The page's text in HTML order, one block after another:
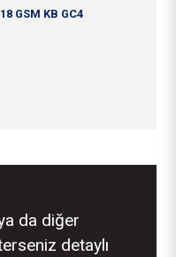
1S Extruded White
IPK Arbore
Kraft Board
GSM KB GC4
da diğer
detaylı